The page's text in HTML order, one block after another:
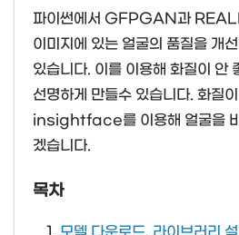
파이썬에서 GFPGAN과
이미지에 있는 얼굴의 품질을 개
있습니다. 이를 이용해 화질이 안
선명하게 만들수 있습니다. 화질
insightface를 이용해 얼굴을 바
겠습니다.
목차